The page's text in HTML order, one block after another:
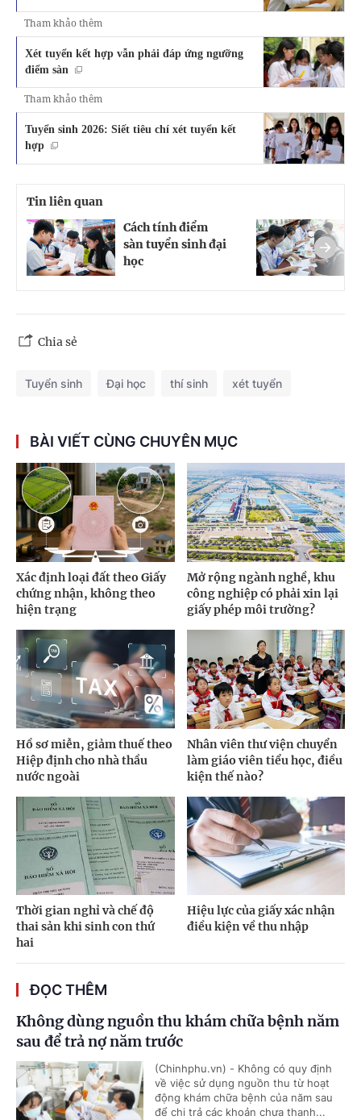
Tham khảo thêm
Xét tuyển kết hợp vẫn phải đáp ứng ngưỡng
điểm sàn
Tham khảo thêm
Tuyển sinh 2026: Siết tiêu chí xét tuyển kết
hợp
Tin liên quan
Cách tính điểm
sàn tuyển sinh đại
học
Chia sẻ
Tuyển sinh Đại học thí sinh xét tuyển
BÀI VIẾT CÙNG CHUYÊN MỤC
Xác định loại đất theo Giấy
chứng nhận, không theo
hiện trạng
Mở rộng ngành nghề, khu
công nghiệp có phải xin lại
giấy phép môi trường?
Hồ sơ miễn, giảm thuế theo
Hiệp định cho nhà thầu
nước ngoài
Nhân viên thư viện chuyển
làm giáo viên tiểu học, điều
kiện thế nào?
Thời gian nghỉ và chế độ
thai sản khi sinh con thứ
hai
Hiệu lực của giấy xác nhận
điều kiện về thu nhập
ĐỌC THÊM
Không dùng nguồn thu khám chữa bệnh năm
sau để trả nợ năm trước
(Chinhphu.vn) - Không có quy định
về việc sử dụng nguồn thu từ hoạt
động khám chữa bệnh của năm sau
để chi trả các khoản chưa thanh...